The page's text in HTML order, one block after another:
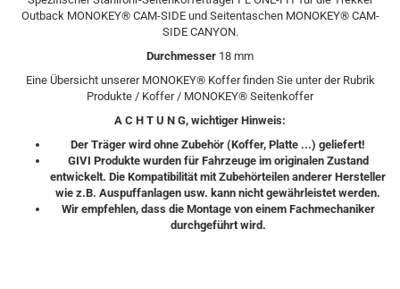
Outback MONOKEY® CAM-SIDE und Seitentaschen MONOKEY® CAM-
SIDE CANYON.
Durchmesser 18 mm
Eine Übersicht unserer MONOKEY® Koffer finden Sie unter der Rubrik
Produkte / Koffer / MONOKEY® Seitenkoffer
A C H T U N G, wichtiger Hinweis:
Der Träger wird ohne Zubehör (Koffer, Platte ...) geliefert!
GIVI Produkte wurden für Fahrzeuge im originalen Zustand
entwickelt. Die Kompatibilität mit Zubehörteilen anderer Hersteller
wie z.B. Auspuffanlagen usw. kann nicht gewährleistet werden.
Wir empfehlen, dass die Montage von einem Fachmechaniker
durchgeführt wird.